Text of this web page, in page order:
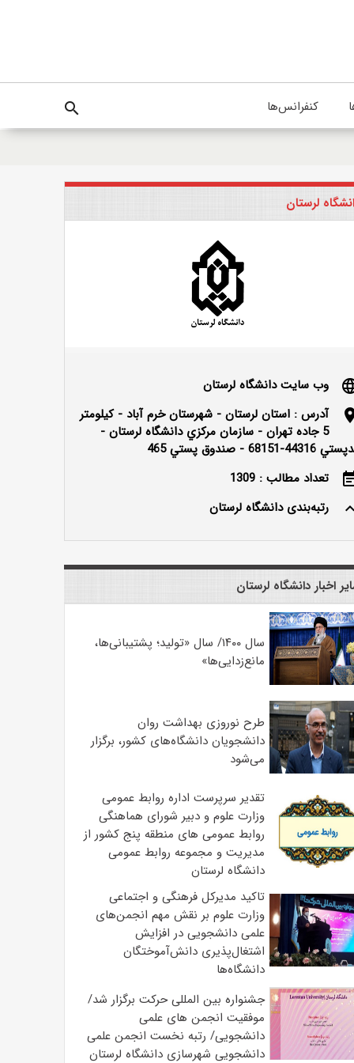
کنفرانس‌ها search
لرستان
وب سایت دانشگاه لرستان
آدرس : استان لرستان - شهرستان خرم آباد - كيلومتر
5 جاده تهران - سازمان مركزي دانشگاه لرستان -
68151 - صندوق پستي 465
تعداد مطالب : 1309
keyboard_arrow_up
رتبه‌بندی دانشگاه لرستان
اخبار دانشگاه لرستان
سال ۱۴۰۰/ سال «تولید؛ پشتیبانی‌ها،
مانع‌زدایی‌ها»
طرح نوروزی بهداشت روان
دانشجویان دانشگاه‌های کشور، برگزار
می‌شود
تقدیر سرپرست اداره روابط عمومی
وزارت علوم و دبیر شورای هماهنگی
روابط عمومی های منطقه پنج کشور از
مدیریت و مجموعه روابط عمومی
دانشگاه لرستان
تاکید مدیرکل فرهنگی و اجتماعی
وزارت علوم بر نقش مهم انجمن‌های
علمی دانشجویی در افزایش
اشتغال‌پذیری دانش‌آموختگان
دانشگاه‌ها
جشنواره بین المللی حرکت برگزار شد/
موفقیت انجمن های علمی
دانشجویی/ رتبه نخست انجمن علمی
دانشجویی شهرسازی دانشگاه لرستان